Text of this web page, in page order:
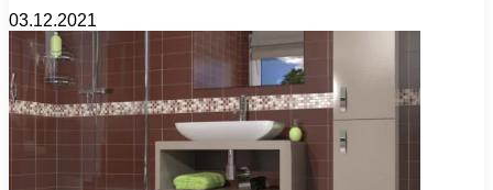
03.12.2021